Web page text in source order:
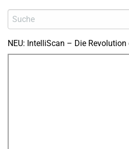
NEU: IntelliScan – Die